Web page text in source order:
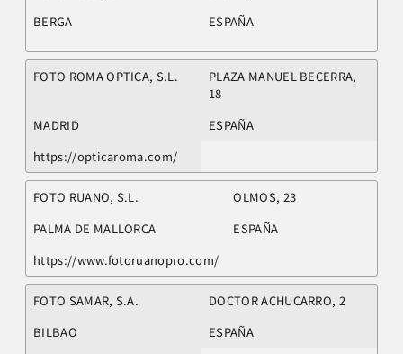
BERGA
ESPAÑA
FOTO ROMA OPTICA, S.L.
PLAZA MANUEL BECERRA,
18
MADRID
ESPAÑA
https://opticaroma.com/
FOTO RUANO, S.L.
OLMOS, 23
PALMA DE MALLORCA
ESPAÑA
https://www.fotoruanopro.com/
FOTO SAMAR, S.A.
DOCTOR ACHUCARRO, 2
BILBAO
ESPAÑA